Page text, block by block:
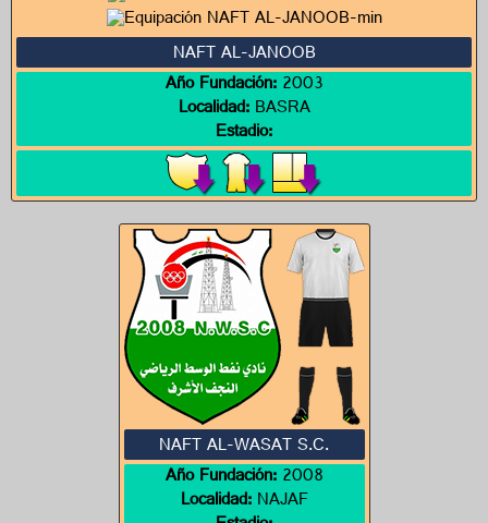
NAFT AL-JANOOB
Año Fundación:2003
Localidad:BASRA
Estadio:
NAFT AL-WASAT S.C.
Año Fundación:2008
Localidad:NAJAF